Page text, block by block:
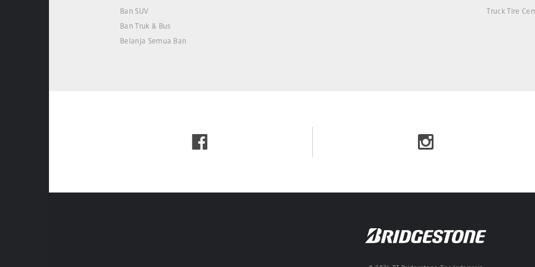
Ban SUV
Ban Truk & Bus
Belanja Semua Ban
Truck Tire